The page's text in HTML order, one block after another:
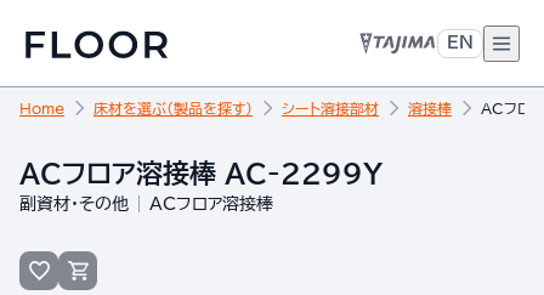
EN
Home 床材を選ぶ（製品を探す） シート溶接部材 溶接棒 ACフロ
ACフロア溶接棒 AC-2299Y
副資材・その他 ACフロア溶接棒